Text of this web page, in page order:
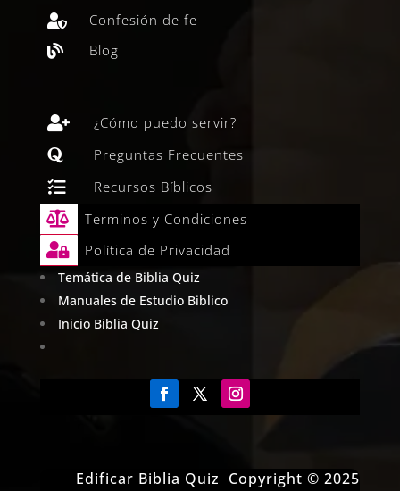
 Confesión de fe
 Blog
 ¿Cómo puedo servir?
 Preguntas Frecuentes
 Recursos Bíblicos
 Terminos y Condiciones
 Política de Privacidad
Temática de Biblia Quiz
Manuales de Estudio Biblico
Inicio Biblia Quiz
Edificar Biblia Quiz Copyright © 2025